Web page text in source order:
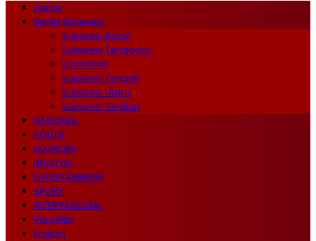
Home
Berita Sulawesi
Sulawesi Barat
Sulawesi Tenggara
Gorontalo
Sulawesi Tengah
Sulawesi Utara
Sulawesi Selatan
NASIONAL
POLITIK
EKONOMI
LIFESTYLE
ENTERTAINMENT
SPORT
INTERNASIONAL
Pers Rilis
English